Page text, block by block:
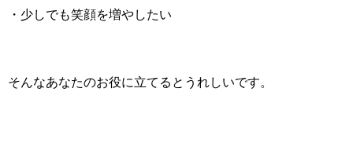
・少しでも笑顔を増やしたい
そんなあなたのお役に立てるとうれしいです。